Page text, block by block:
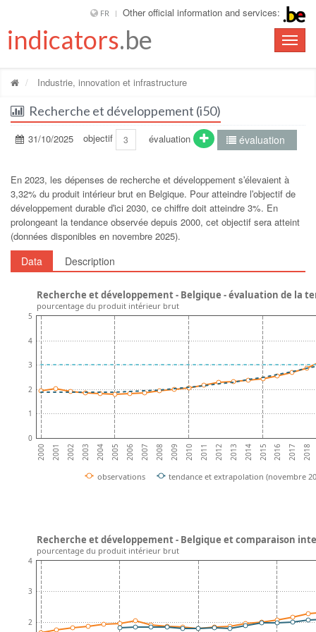
FR Other official information and services:
Toggle
indicators.be
Industrie, innovation et infrastructure
Recherche et développement (i50)
31/10/2025 objectif 3 évaluation évaluation
En 2023, les dépenses de recherche et développement sʹélevaient à
3,32% du produit intérieur brut en Belgique. Pour atteindre lʹobjectif de
développement durable dʹici 2030, ce chiffre doit atteindre 3%. En
prolongeant la tendance observée depuis 2000, cet objectif sera atteint
(données disponibles en novembre 2025).
Data Description
2000 2001 2002 2003 2004 2005 2006 2007 2008 2009 2010 2011 2012 2013 2014 2015 2016 2017 2018
0
1
2
3
4
5
observations tendance et extrapolation (novembre
Recherche et développement - Belgique - évaluation de la
pourcentage du produit intérieur brut
2
3
4
Recherche et développement - Belgique et comparaison
pourcentage du produit intérieur brut